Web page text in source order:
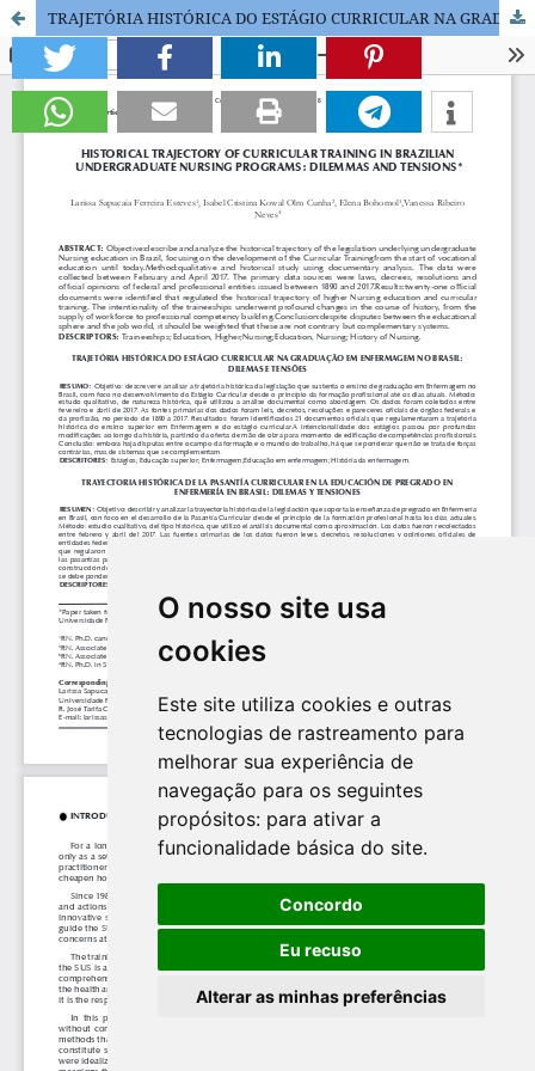
O nosso site usa
cookies
Este site utiliza cookies e outras
tecnologias de rastreamento para
melhorar sua experiência de
navegação para os seguintes
propósitos: para ativar a
funcionalidade básica do site.
Concordo
Eu recuso
Alterar as minhas preferências
TRAJETÓRIA HISTÓRICA DO ESTÁGIO CURRICULAR NA GRADUAÇÃO EM ENFERMAGEM NO BRASIL: DILEMAS E TENSÕES